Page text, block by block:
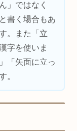
」ではなく
書く場合もあ
。また「立
字を使いま
「矢面に立っ
。